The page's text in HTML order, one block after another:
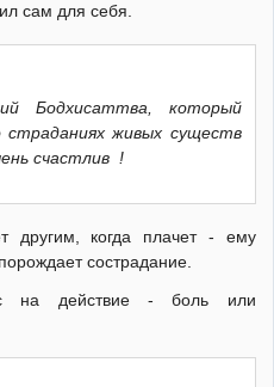
сам для себя.
Бодхисаттва, который
живых существ
счастлив !
другим, когда плачет - ему
сострадание.
на действие - боль или